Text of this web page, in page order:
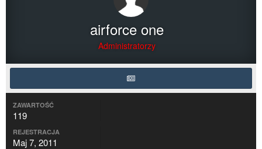
airforce one
Administratorzy
ZAWARTOŚĆ
119
REJESTRACJA
Maj 7, 2011